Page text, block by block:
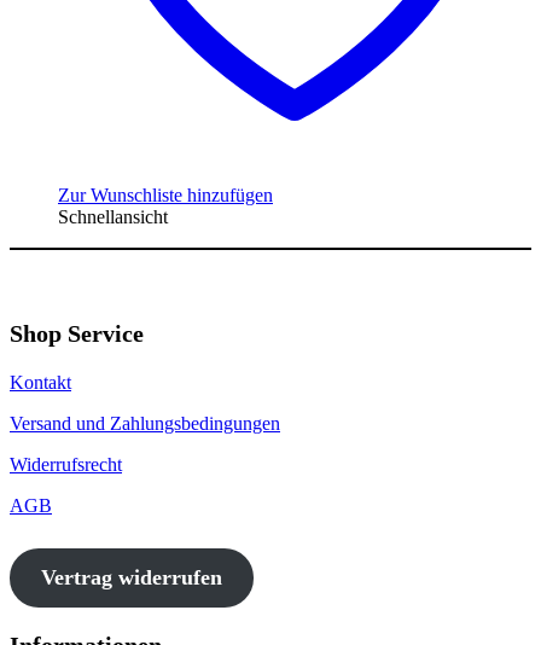
Zur Wunschliste hinzufügen
Schnellansicht
Shop Service
Kontakt
Versand und Zahlungsbedingungen
Widerrufsrecht
AGB
Vertrag widerrufen